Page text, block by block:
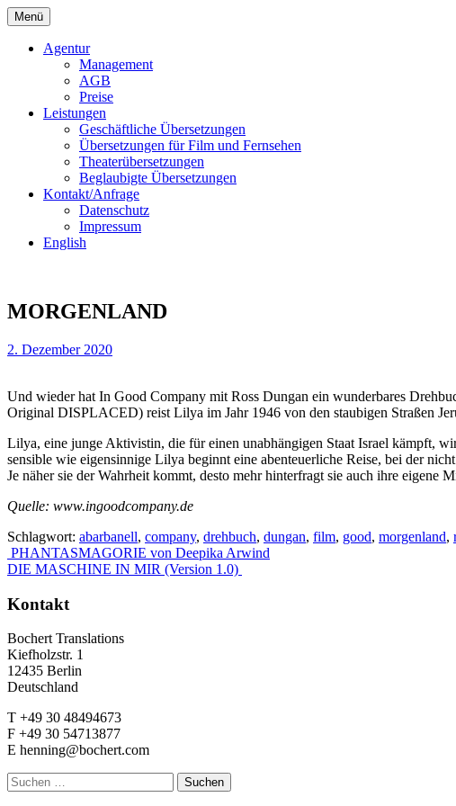
Springe
zum
InhaltBochert Translations
Menü
Agentur
Management
AGB
Preise
Leistungen
Geschäftliche Übersetzungen
Übersetzungen für Film und Fernsehen
Theaterübersetzungen
Beglaubigte Übersetzungen
Kontakt/Anfrage
Datenschutz
Impressum
English
MORGENLAND
2. Dezember 2020
Und wieder hat In Good Company mit Ross Dungan ein wunderbares
Original DISPLACED) reist Lilya im Jahr 1946 von den staubigen Straßen
Lilya, eine junge Aktivistin, die für einen unabhängigen Staat Israel kämpft,
sensible wie eigensinnige Lilya beginnt eine abenteuerliche Reise, bei der
Je näher sie der Wahrheit kommt, desto mehr hinterfragt sie auch ihre eigene
Quelle: www.ingoodcompany.de
Schlagwort: abarbanell, company, drehbuch, dungan, film, good, morgenland,
Beitrags-
Navigation
PHANTASMAGORIE von Deepika Arwind
DIE MASCHINE IN MIR (Version 1.0)
Kontakt
Bochert Translations
Kiefholzstr. 1
12435 Berlin
Deutschland
T +49 30 48494673
F +49 30 54713877
E henning@bochert.com
Suchen
nach: